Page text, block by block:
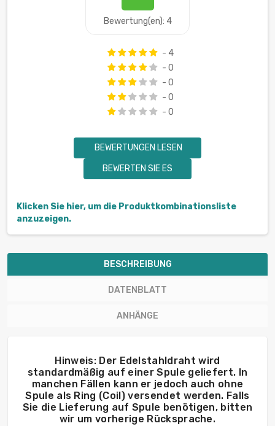
Bewertung(en): 4
- 4
- 0
- 0
- 0
- 0
BEWERTUNGEN LESEN
BEWERTEN SIE ES
Klicken Sie hier, um die Produktkombinationsliste
anzuzeigen.
BESCHREIBUNG
DATENBLATT
ANHÄNGE
Hinweis: Der Edelstahldraht wird
standardmäßig auf einer Spule geliefert. In
manchen Fällen kann er jedoch auch ohne
Spule als Ring (Coil) versendet werden. Falls
Sie die Lieferung auf Spule benötigen, bitten
wir um vorherige Rücksprache.